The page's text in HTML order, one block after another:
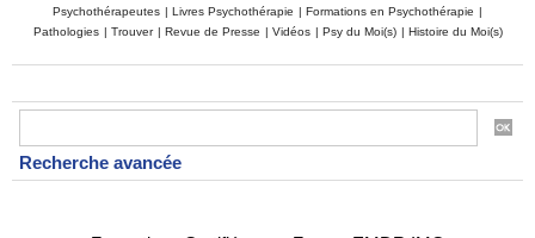
Recherche avancée
Psychothérapeutes | Livres Psychothérapie | Formations en Psychothérapie |
Pathologies | Trouver | Revue de Presse | Vidéos | Psy du Moi(s) | Histoire du Moi(s)